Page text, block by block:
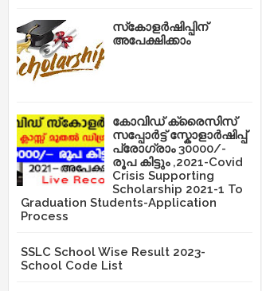
സ്‌കോളർഷിപ്പിന്
അപേക്ഷിക്കാം
കോവിഡ് ക്രൈസിസ്
സപ്പോർട്ട് സ്കോളാർഷിപ്പ്
പ്രോഗ്രാം 30000/-
രൂപ കിട്ടും ,2021-Covid
Crisis Supporting
Scholarship 2021-1 To
Graduation Students-Application
Process
SSLC School Wise Result 2023-
School Code List